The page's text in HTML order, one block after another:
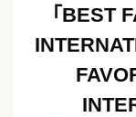
「BEST